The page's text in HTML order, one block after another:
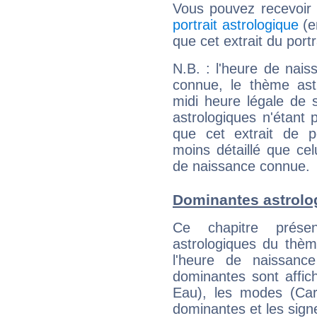
Vous pouvez
portrait astrologique
que cet extrait du
N.B. : l'heure de
connue, le thème
midi heure légale de
astrologiques n'étant
que cet extrait de
moins détaillé que
de naissance connue.
Dominantes
Ce chapitre
astrologiques du
l'heure de
dominantes sont
Eau), les modes
dominantes et les